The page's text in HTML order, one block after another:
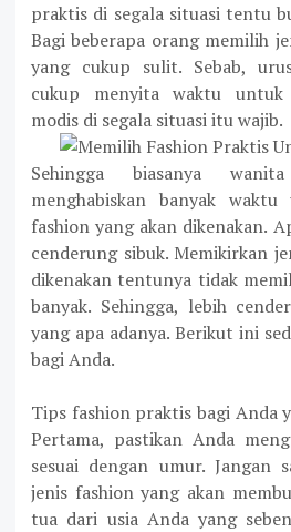
praktis di segala situasi tentu
Bagi beberapa orang memilih
yang cukup sulit. Sebab,
cukup menyita waktu untuk
modis di segala situasi itu wajib.
Sehingga biasanya
menghabiskan banyak
fashion yang akan dikenakan.
cenderung sibuk. Memikirkan
dikenakan tentunya tidak
banyak. Sehingga, lebih
yang apa adanya. Berikut ini
bagi Anda.
Tips fashion praktis bagi Anda
Pertama, pastikan Anda
sesuai dengan umur. Jangan
jenis fashion yang akan
tua dari usia Anda yang